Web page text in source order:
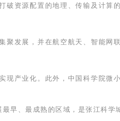
资源配置的地理、传输及计算
发展，并在航空航天、智能网
产业化。此外，中国科学院微
早、最成熟的区域，是张江科学